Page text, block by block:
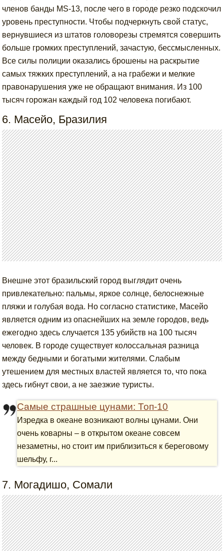
членов банды MS-13, после чего в городе резко подскочил
уровень преступности. Чтобы подчеркнуть свой статус,
вернувшиеся из штатов головорезы стремятся совершить
больше громких преступлений, зачастую, бессмысленных.
Все силы полиции оказались брошены на раскрытие
самых тяжких преступлений, а на грабежи и мелкие
правонарушения уже не обращают внимания. Из 100
тысяч горожан каждый год 102 человека погибают.
6. Масейо, Бразилия
Внешне этот бразильский город выглядит очень
привлекательно: пальмы, яркое солнце, белоснежные
пляжи и голубая вода. Но согласно статистике, Масейо
является одним из опаснейших на земле городов, ведь
ежегодно здесь случается 135 убийств на 100 тысяч
человек. В городе существует колоссальная разница
между бедными и богатыми жителями. Слабым
утешением для местных властей является то, что пока
здесь гибнут свои, а не заезжие туристы.
Самые страшные цунами: Топ-10
Изредка в океане возникают волны цунами. Они
очень коварны – в открытом океане совсем
незаметны, но стоит им приблизиться к береговому
шельфу, г...
7. Могадишо, Сомали